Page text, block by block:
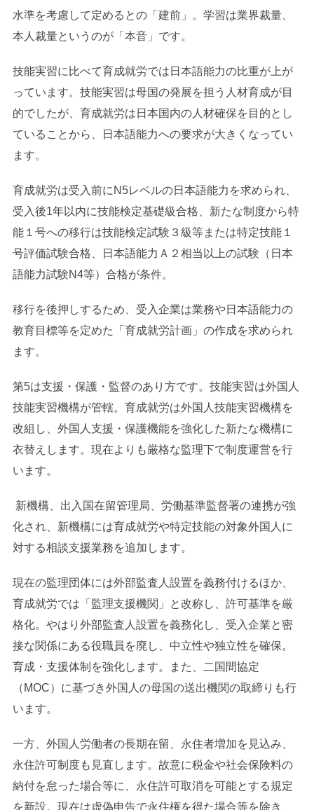
水準を考慮して定めるとの「建前」。学習は業界裁量、
本人裁量というのが「本音」です。
技能実習に比べて育成就労では日本語能力の比重が上が
っています。技能実習は母国の発展を担う人材育成が目
的でしたが、育成就労は日本国内の人材確保を目的とし
ていることから、日本語能力への要求が大きくなってい
ます。
育成就労は受入前にN5レベルの日本語能力を求められ、
受入後1年以内に技能検定基礎級合格、新たな制度から特
能１号への移行は技能検定試験３級等または特定技能１
号評価試験合格、日本語能力Ａ２相当以上の試験（日本
語能力試験N4等）合格が条件。
移行を後押しするため、受入企業は業務や日本語能力の
教育目標等を定めた「育成就労計画」の作成を求められ
ます。
第5は支援・保護・監督のあり方です。技能実習は外国人
技能実習機構が管轄。育成就労は外国人技能実習機構を
改組し、外国人支援・保護機能を強化した新たな機構に
衣替えします。現在よりも厳格な監理下で制度運営を行
います。
新機構、出入国在留管理局、労働基準監督署の連携が強
化され、新機構には育成就労や特定技能の対象外国人に
対する相談支援業務を追加します。
現在の監理団体には外部監査人設置を義務付けるほか、
育成就労では「監理支援機関」と改称し、許可基準を厳
格化。やはり外部監査人設置を義務化し、受入企業と密
接な関係にある役職員を廃し、中立性や独立性を確保。
育成・支援体制を強化します。また、二国間協定
（MOC）に基づき外国人の母国の送出機関の取締りも行
います。
一方、外国人労働者の長期在留、永住者増加を見込み、
永住許可制度も見直します。故意に税金や社会保険料の
納付を怠った場合等に、永住許可取消を可能とする規定
を新設。現在は虚偽申告で永住権を得た場合等を除き、